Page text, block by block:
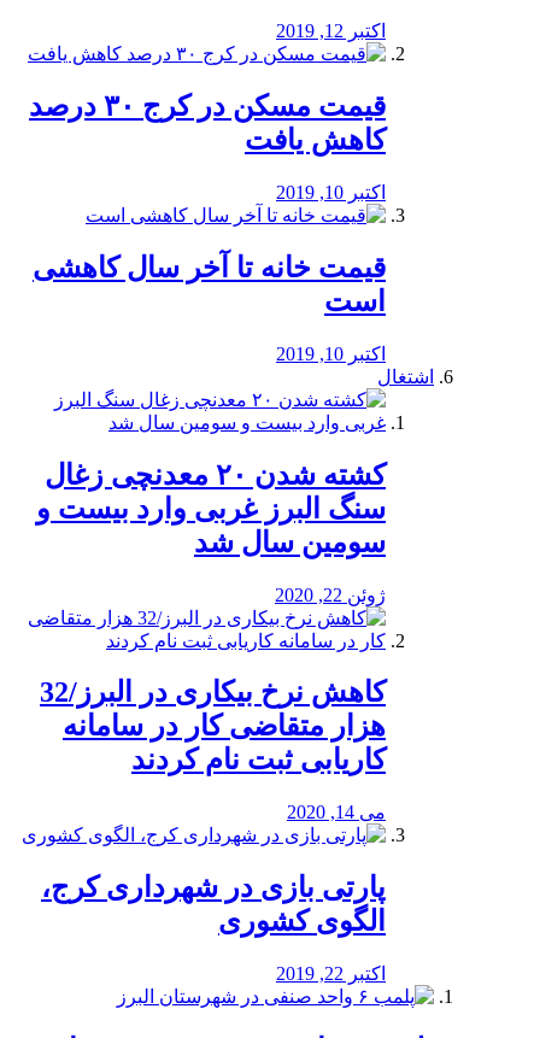
اکتبر 12, 2019
️قیمت مسکن در کرج ۳۰ درصد
کاهش یافت
اکتبر 10, 2019
قیمت خانه تا آخر سال کاهشی
است
اکتبر 10, 2019
اشتغال
کشته شدن ۲۰ معدنچی زغال
سنگ البرز غربی وارد بیست و
سومین سال شد
ژوئن 22, 2020
کاهش نرخ بیکاری در البرز/32
هزار متقاضی کار در سامانه
کاریابی ثبت نام کردند
می 14, 2020
پارتی بازی در شهرداری کرج،
الگوی کشوری
اکتبر 22, 2019